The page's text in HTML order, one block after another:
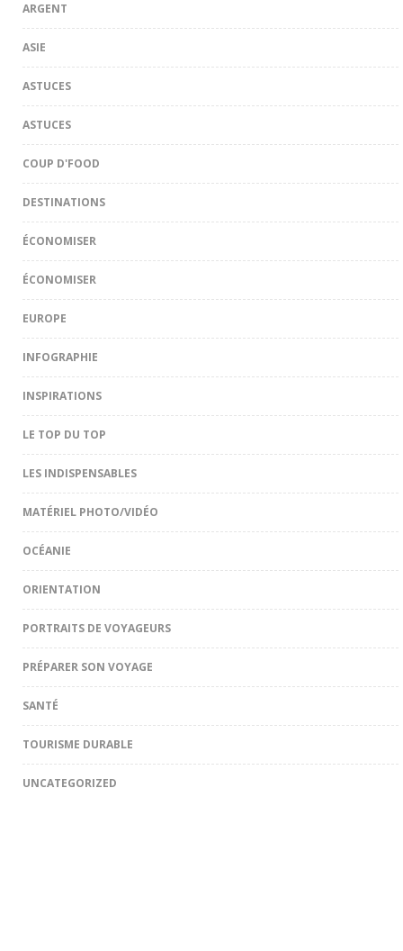
ARGENT
ASIE
ASTUCES
ASTUCES
COUP D'FOOD
DESTINATIONS
ÉCONOMISER
ÉCONOMISER
EUROPE
INFOGRAPHIE
INSPIRATIONS
LE TOP DU TOP
LES INDISPENSABLES
MATÉRIEL PHOTO/VIDÉO
OCÉANIE
ORIENTATION
PORTRAITS DE VOYAGEURS
PRÉPARER SON VOYAGE
SANTÉ
TOURISME DURABLE
UNCATEGORIZED